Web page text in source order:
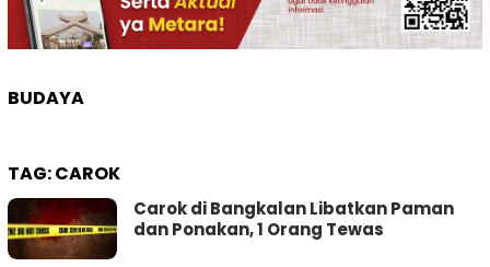
BUDAYA
TAG:CAROK
Carok di Bangkalan Libatkan Paman
dan Ponakan, 1 Orang Tewas